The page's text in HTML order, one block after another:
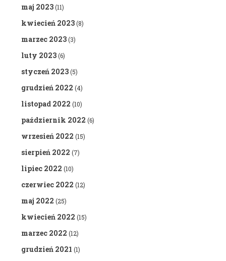
maj 2023(11)
kwiecień 2023(8)
marzec 2023(3)
luty 2023(6)
styczeń 2023(5)
grudzień 2022 (4)
listopad 2022 (10)
październik 2022 (6)
wrzesień 2022 (15)
sierpień 2022 (7)
lipiec 2022 (10)
czerwiec 2022 (12)
maj 2022 (25)
kwiecień 2022 (15)
marzec 2022 (12)
grudzień 2021 (1)